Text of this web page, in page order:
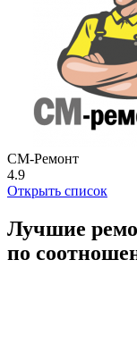
СМ-Ремонт
4.9
Открыть список
Лучшие
по